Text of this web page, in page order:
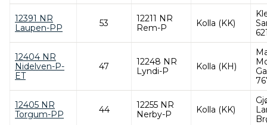
12391 NR
Laupen-PP
53
12211 NR
Rem-P
Kolla (KK)
12404 NR
Nidelven-P-
ET
47
12248 NR
Lyndi-P
Kolla (KH)
12405 NR
Torgum-PP
44
12255 NR
Nerby-P
Kolla (KK)